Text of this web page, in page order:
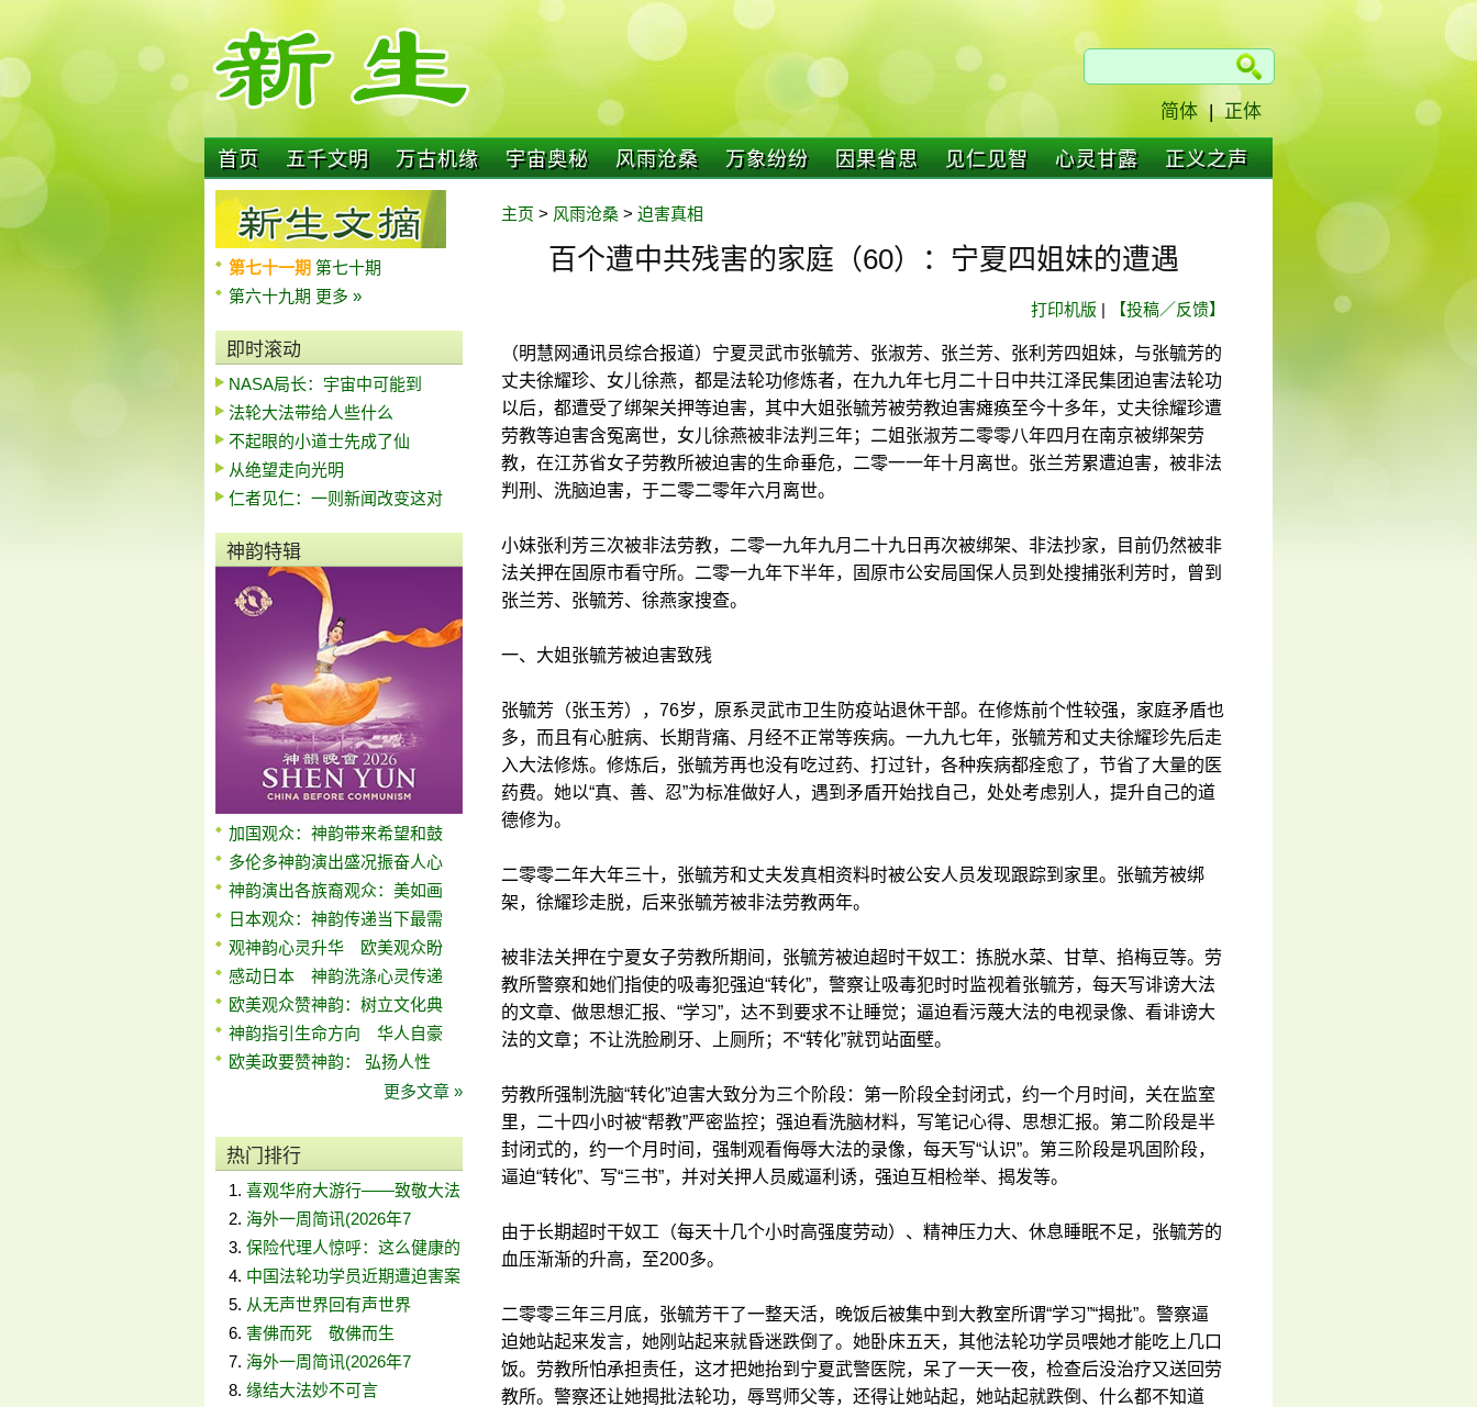
简体 | 正体
首页 五千文明 万古机缘 宇宙奥秘 风雨沧桑 万象纷纷 因果省思 见仁见智 心灵甘露 正义之声
第七十一期 第七十期
第六十九期 更多 »
即时滚动
NASA局长：宇宙中可能到
法轮大法带给人些什么
不起眼的小道士先成了仙
从绝望走向光明
仁者见仁：一则新闻改变这对
神韵特辑
加国观众：神韵带来希望和鼓
多伦多神韵演出盛况振奋人心
神韵演出各族裔观众：美如画
日本观众：神韵传递当下最需
观神韵心灵升华 欧美观众盼
感动日本 神韵洗涤心灵传递
欧美观众赞神韵：树立文化典
神韵指引生命方向 华人自豪
欧美政要赞神韵： 弘扬人性
更多文章 »
热门排行
喜观华府大游行——致敬大法
海外一周简讯(2026年7
保险代理人惊呼：这么健康的
中国法轮功学员近期遭迫害案
从无声世界回有声世界
害佛而死 敬佛而生
海外一周简讯(2026年7
缘结大法妙不可言
主页 > 风雨沧桑 > 迫害真相
百个遭中共残害的家庭（60）：宁夏四姐妹的遭遇
打印机版 | 【投稿／反馈】
（明慧网通讯员综合报道）宁夏灵武市张毓芳、张淑芳、张兰芳、张利芳四姐妹，与张毓芳的
丈夫徐耀珍、女儿徐燕，都是法轮功修炼者，在九九年七月二十日中共江泽民集团迫害法轮功
以后，都遭受了绑架关押等迫害，其中大姐张毓芳被劳教迫害瘫痪至今十多年，丈夫徐耀珍遭
劳教等迫害含冤离世，女儿徐燕被非法判三年；二姐张淑芳二零零八年四月在南京被绑架劳
教，在江苏省女子劳教所被迫害的生命垂危，二零一一年十月离世。张兰芳累遭迫害，被非法
判刑、洗脑迫害，于二零二零年六月离世。
小妹张利芳三次被非法劳教，二零一九年九月二十九日再次被绑架、非法抄家，目前仍然被非
法关押在固原市看守所。二零一九年下半年，固原市公安局国保人员到处搜捕张利芳时，曾到
张兰芳、张毓芳、徐燕家搜查。
一、大姐张毓芳被迫害致残
张毓芳（张玉芳），76岁，原系灵武市卫生防疫站退休干部。在修炼前个性较强，家庭矛盾也
多，而且有心脏病、长期背痛、月经不正常等疾病。一九九七年，张毓芳和丈夫徐耀珍先后走
入大法修炼。修炼后，张毓芳再也没有吃过药、打过针，各种疾病都痊愈了，节省了大量的医
药费。她以“真、善、忍”为标准做好人，遇到矛盾开始找自己，处处考虑别人，提升自己的道
德修为。
二零零二年大年三十，张毓芳和丈夫发真相资料时被公安人员发现跟踪到家里。张毓芳被绑
架，徐耀珍走脱，后来张毓芳被非法劳教两年。
被非法关押在宁夏女子劳教所期间，张毓芳被迫超时干奴工：拣脱水菜、甘草、掐梅豆等。劳
教所警察和她们指使的吸毒犯强迫“转化”，警察让吸毒犯时时监视着张毓芳，每天写诽谤大法
的文章、做思想汇报、“学习”，达不到要求不让睡觉；逼迫看污蔑大法的电视录像、看诽谤大
法的文章；不让洗脸刷牙、上厕所；不“转化”就罚站面壁。
劳教所强制洗脑“转化”迫害大致分为三个阶段：第一阶段全封闭式，约一个月时间，关在监室
里，二十四小时被“帮教”严密监控；强迫看洗脑材料，写笔记心得、思想汇报。第二阶段是半
封闭式的，约一个月时间，强制观看侮辱大法的录像，每天写“认识”。第三阶段是巩固阶段，
逼迫“转化”、写“三书”，并对关押人员威逼利诱，强迫互相检举、揭发等。
由于长期超时干奴工（每天十几个小时高强度劳动）、精神压力大、休息睡眠不足，张毓芳的
血压渐渐的升高，至200多。
二零零三年三月底，张毓芳干了一整天活，晚饭后被集中到大教室所谓“学习”“揭批”。警察逼
迫她站起来发言，她刚站起来就昏迷跌倒了。她卧床五天，其他法轮功学员喂她才能吃上几口
饭。劳教所怕承担责任，这才把她抬到宁夏武警医院，呆了一天一夜，检查后没治疗又送回劳
教所。警察还让她揭批法轮功，辱骂师父等，还得让她站起，她站起就跌倒、什么都不知道